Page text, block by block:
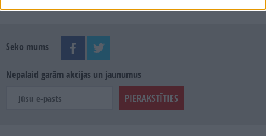
Seko mums
Nepalaid garām akcijas un jaunumus